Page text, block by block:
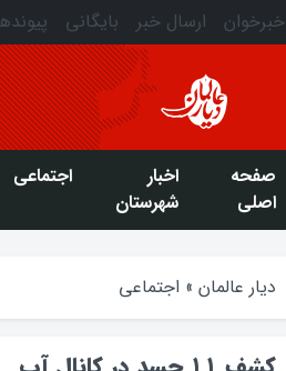
خبرخوان ارسال خبر بایگانی
صفحه
اصلی
اخبار
شهرستان
اجتماعی
دیار عالمان » اجتماعی